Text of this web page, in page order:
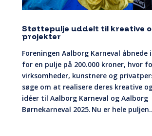
Støttepulje uddelt til kreative
projekter
Foreningen Aalborg Karneval
for en pulje på 200.000 kroner, hvor
virksomheder, kunstnere og
søge om at realisere deres kreative
idéer til Aalborg Karneval og Aalborg
Børnekarneval 2025. Nu er hele